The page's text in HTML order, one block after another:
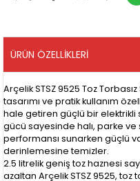
ÜRÜN ÖZELLIKLERI
Arçelik STSZ 9525 Toz
tasarımı ve pratik kullanım
hale getiren güçlü bir
gücü sayesinde halı, parke
performansı sunarken güçlü
derinlemesine temizler.
2.5 litrelik geniş toz haznesi
azaltan Arçelik STSZ 9525, toz